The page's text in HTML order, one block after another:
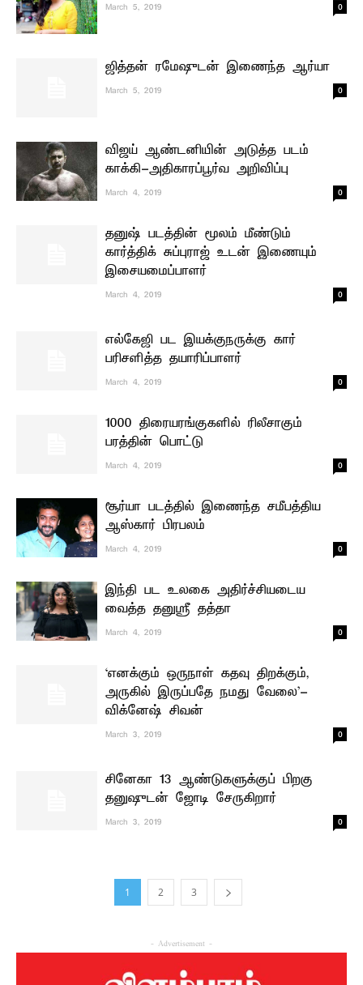
March 5, 2019 0
ஜித்தன் ரமேஷுடன் இணைந்த ஆர்யா
March 5, 2019 0
விஜய் ஆண்டனியின் அடுத்த படம்
காக்கி-அதிகாரப்பூர்வ அறிவிப்பு
March 4, 2019 0
தனுஷ் படத்தின் மூலம் மீண்டும்
கார்த்திக் சுப்புராஜ் உடன் இணையும்
இசையமைப்பாளர்
March 4, 2019 0
எல்கேஜி பட இயக்குநருக்கு கார்
பரிசளித்த தயாரிப்பாளர்
March 4, 2019 0
1000 திரையரங்குகளில் ரிலீசாகும்
பரத்தின் பொட்டு
March 4, 2019 0
சூர்யா படத்தில் இணைந்த சமீபத்திய
ஆஸ்கார் பிரபலம்
March 4, 2019 0
இந்தி பட உலகை அதிர்ச்சியடைய
வைத்த தனுஸ்ரீ தத்தா
March 4, 2019 0
‘எனக்கும் ஒருநாள் கதவு திறக்கும்,
அருகில் இருப்பதே நமது வேலை’-
விக்னேஷ் சிவன்
March 3, 2019 0
சினேகா 13 ஆண்டுகளுக்குப் பிறகு
தனுஷுடன் ஜோடி சேருகிறார்
March 3, 2019 0
1 2 3
- Advertisement -